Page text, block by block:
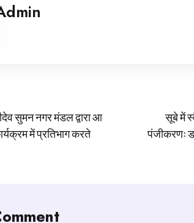
सुमन नगर मंडल द्वारा आ
में प्रतिभाग करते
सूबे में
पंजीकरणः